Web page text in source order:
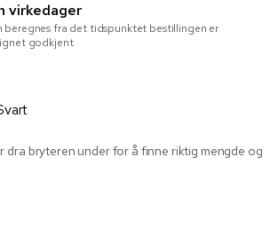
virkedager
beregnes fra det tidspunktet bestillingen er
godkjent
dra bryteren under for å finne riktig mengde og